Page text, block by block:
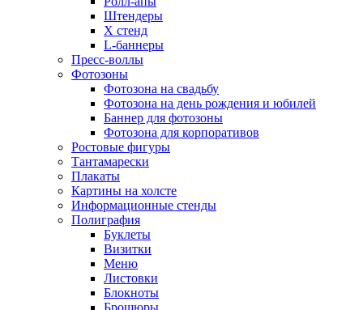
Штендеры
Х стенд
L-баннеры
Пресс-воллы
Фотозоны
Фотозона на свадьбу
Фотозона на день рождения и юбилей
Баннер для фотозоны
Фотозона для корпоративов
Ростовые фигуры
Тантамарески
Плакаты
Картины на холсте
Информационные стенды
Полиграфия
Буклеты
Визитки
Меню
Листовки
Блокноты
Брошюры